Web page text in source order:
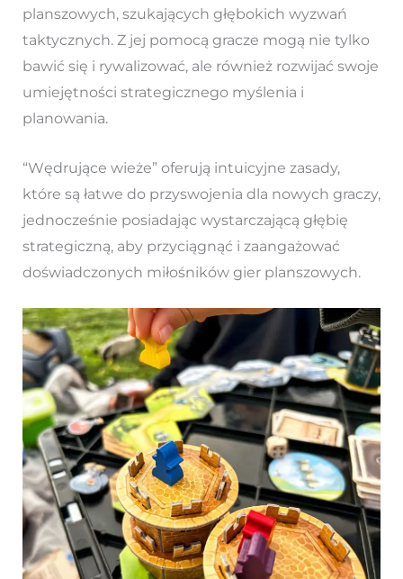
planszowych, szukających głębokich wyzwań
taktycznych. Z jej pomocą gracze mogą nie tylko
bawić się i rywalizować, ale również rozwijać swoje
umiejętności strategicznego myślenia i
planowania.
“Wędrujące wieże” oferują intuicyjne zasady,
które są łatwe do przyswojenia dla nowych graczy,
jednocześnie posiadając wystarczającą głębię
strategiczną, aby przyciągnąć i zaangażować
doświadczonych miłośników gier planszowych.